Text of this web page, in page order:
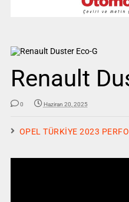
Renault
0 Haziran 20, 2025
OPEL TÜRKİYE 2023